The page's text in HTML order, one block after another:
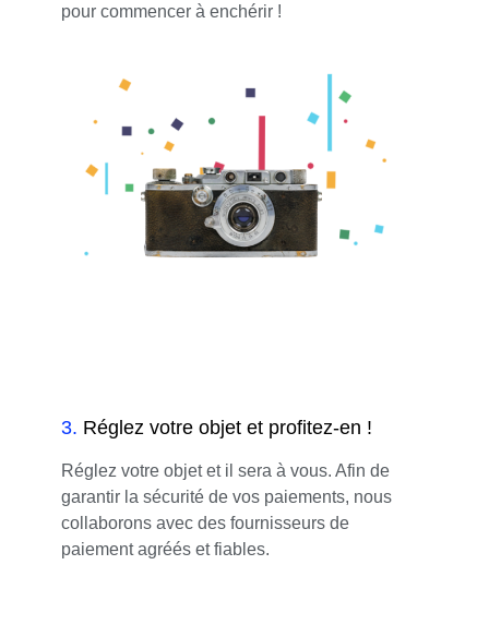
pour commencer à enchérir !
3. Réglez votre objet et profitez-en !
Réglez votre objet et il sera à vous. Afin de
garantir la sécurité de vos paiements, nous
collaborons avec des fournisseurs de
paiement agréés et fiables.